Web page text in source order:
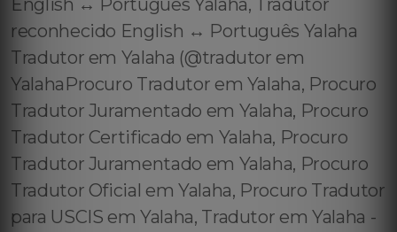
English ↔️ Português Yalaha, Tradutor
reconhecido English ↔️ Português Yalaha
Tradutor em Yalaha (@tradutor em
YalahaProcuro Tradutor em Yalaha, Procuro
Tradutor Juramentado em Yalaha, Procuro
Tradutor Certificado em Yalaha, Procuro
Tradutor Juramentado em Yalaha, Procuro
Tradutor Oficial em Yalaha, Procuro Tradutor
para USCIS em Yalaha, Tradutor em Yalaha -